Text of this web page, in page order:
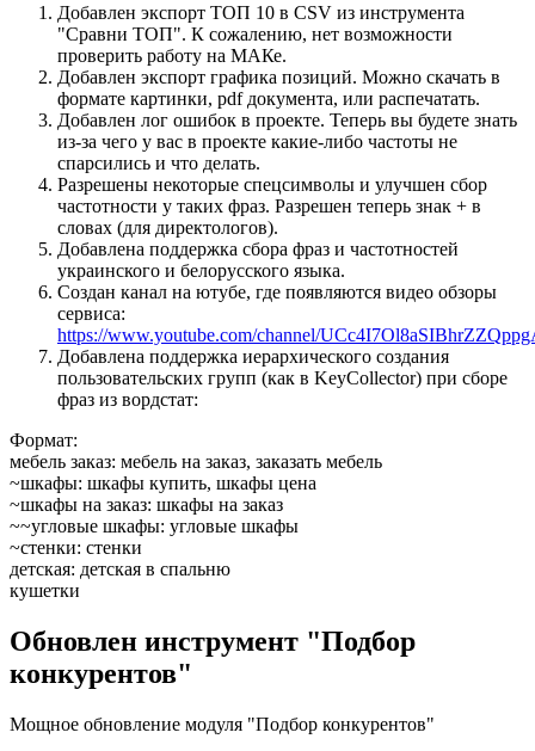
Добавлен экспорт ТОП 10 в CSV из инструмента
"Сравни ТОП". К сожалению, нет возможности
проверить работу на МАКе.
Добавлен экспорт графика позиций. Можно скачать в
формате картинки, pdf документа, или распечатать.
Добавлен лог ошибок в проекте. Теперь вы будете знать
из-за чего у вас в проекте какие-либо частоты не
спарсились и что делать.
Разрешены некоторые спецсимволы и улучшен сбор
частотности у таких фраз. Разрешен теперь знак + в
словах (для директологов).
Добавлена поддержка сбора фраз и частотностей
украинского и белорусского языка.
Создан канал на ютубе, где появляются видео обзоры
сервиса:
https://www.youtube.com/channel/
Добавлена поддержка иерархического создания
пользовательских групп (как в KeyCollector) при сборе
фраз из вордстат:
Формат:
мебель заказ: мебель на заказ, заказать мебель
~шкафы: шкафы купить, шкафы цена
~шкафы на заказ: шкафы на заказ
~~угловые шкафы: угловые шкафы
~стенки: стенки
детская: детская в спальню
кушетки
Обновлен инструмент "Подбор
конкурентов"
Мощное обновление модуля "Подбор конкурентов"